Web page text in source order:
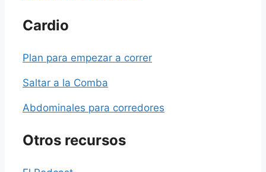
Cardio
Plan para empezar a correr
Saltar a la Comba
Abdominales para corredores
Otros recursos